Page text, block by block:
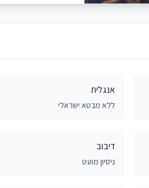
אנגלית
ללא מבטא ישראלי
דיבוב
ניסיון מועט